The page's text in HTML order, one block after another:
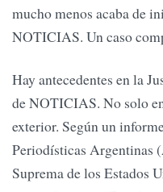
mucho menos acaba de
NOTICIAS. Un caso
Hay antecedentes en la
de NOTICIAS. No solo
exterior. Según un
Periodísticas Argentinas
Suprema de los Estados